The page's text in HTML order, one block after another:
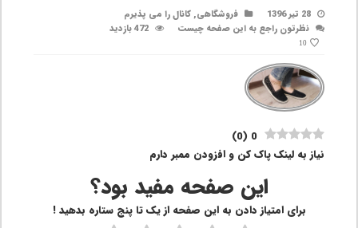
28 تیر 1396 فروشگاهی,کانال را می پذیرم
نظرتون راجع به این صفحه چیست
472 بازدید
10
0
(
0
)
نیاز به لینک پاک کن و افزودن ممبر دارم
این صفحه مفید بود؟
برای امتیاز دادن به این صفحه از یک تا پنج ستاره بدهید !